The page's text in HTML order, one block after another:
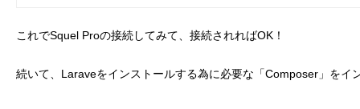
これでSquel Proの接続してみて、接続されればOK！
続いて、Laraveをインストールする為に必要な「Composer」をイ